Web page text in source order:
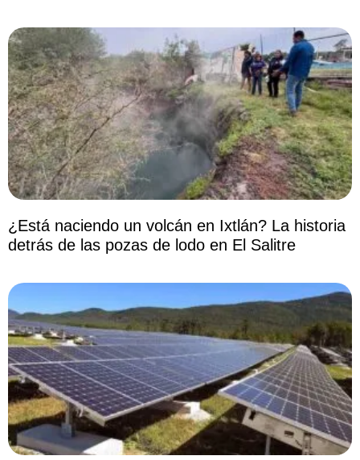
¿Está naciendo un volcán en Ixtlán? La historia
detrás de las pozas de lodo en El Salitre